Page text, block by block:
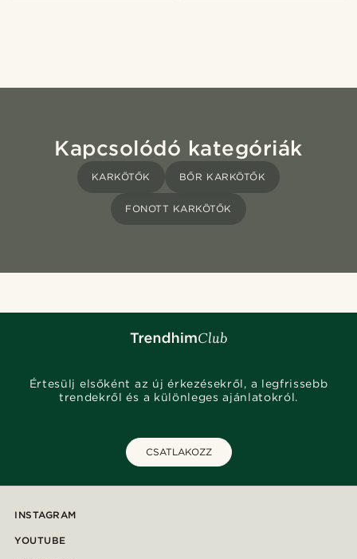
Kapcsolódó kategóriák
KARKÖTŐK BŐR KARKÖTŐK
FONOTT KARKÖTŐK
Értesülj elsőként az új érkezésekről, a legfrissebb
trendekről és a különleges ajánlatokról.
CSATLAKOZZ
INSTAGRAM
YOUTUBE